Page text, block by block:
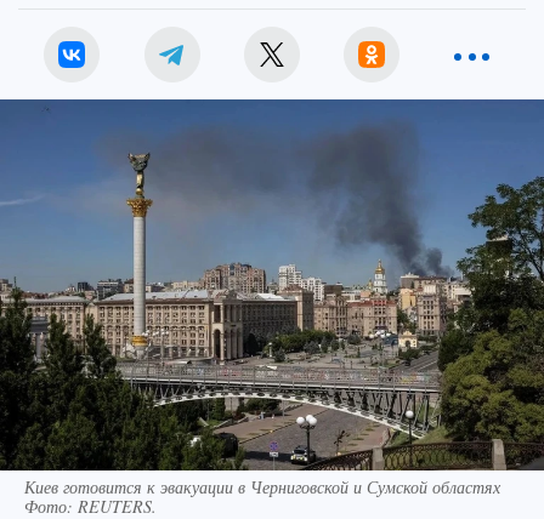
Киев готовится к эвакуации в Черниговской и Сумской областях
Фото: REUTERS.